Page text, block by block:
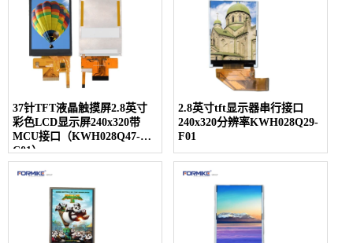
37针TFT液晶触摸屏2.8英寸
彩色LCD显示屏240x320带
MCU接口（KWH028Q47-
C01）
2.8英寸tft显示器串行接口
240x320分辨率KWH028Q29-
F01